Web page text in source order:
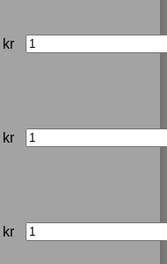
kr
kr
kr